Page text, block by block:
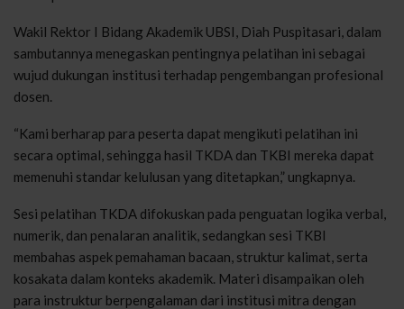
Wakil Rektor I Bidang Akademik UBSI, Diah Puspitasari, dalam
sambutannya menegaskan pentingnya pelatihan ini sebagai
wujud dukungan institusi terhadap pengembangan profesional
dosen.
“Kami berharap para peserta dapat mengikuti pelatihan ini
secara optimal, sehingga hasil TKDA dan TKBI mereka dapat
memenuhi standar kelulusan yang ditetapkan,” ungkapnya.
Sesi pelatihan TKDA difokuskan pada penguatan logika verbal,
numerik, dan penalaran analitik, sedangkan sesi TKBI
membahas aspek pemahaman bacaan, struktur kalimat, serta
kosakata dalam konteks akademik. Materi disampaikan oleh
para instruktur berpengalaman dari institusi mitra dengan